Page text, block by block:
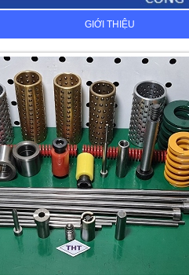
GIỚI THIỆU